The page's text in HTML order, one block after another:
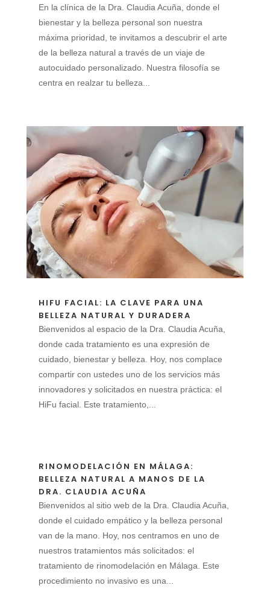
En la clínica de la Dra. Claudia Acuña, donde el
bienestar y la belleza personal son nuestra
máxima prioridad, te invitamos a descubrir el arte
de la belleza natural a través de un viaje de
autocuidado personalizado. Nuestra filosofía se
centra en realzar tu belleza...
HIFU FACIAL: LA CLAVE PARA UNA
BELLEZA NATURAL Y DURADERA
Bienvenidos al espacio de la Dra. Claudia Acuña,
donde cada tratamiento es una expresión de
cuidado, bienestar y belleza. Hoy, nos complace
compartir con ustedes uno de los servicios más
innovadores y solicitados en nuestra práctica: el
HiFu facial. Este tratamiento,...
RINOMODELACIÓN EN MÁLAGA:
BELLEZA NATURAL A MANOS DE LA
DRA. CLAUDIA ACUÑA
Bienvenidos al sitio web de la Dra. Claudia Acuña,
donde el cuidado empático y la belleza personal
van de la mano. Hoy, nos centramos en uno de
nuestros tratamientos más solicitados: el
tratamiento de rinomodelación en Málaga. Este
procedimiento no invasivo es una...